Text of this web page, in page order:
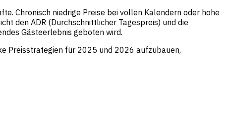
Chronisch niedrige Preise bei vollen Kalendern oder hohe
den ADR (Durchschnittlicher Tagespreis) und die
Gästeerlebnis geboten wird.
Preisstrategien für 2025 und 2026 aufzubauen,